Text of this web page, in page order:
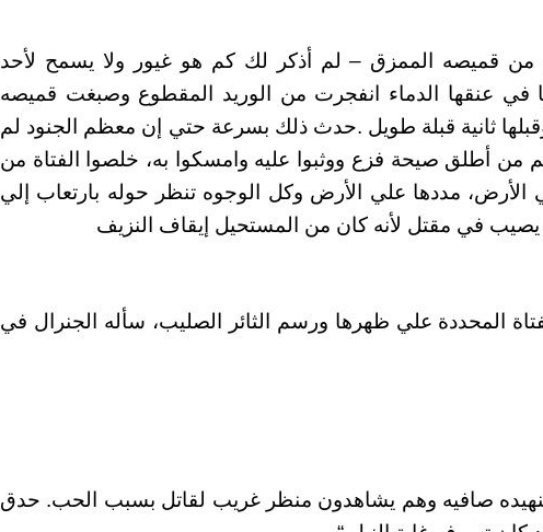
قميصه الممزق – لم أذكر لك كم هو غيور ولا يسمح لأحد
في عنقها الدماء انفجرت من الوريد المقطوع وصبغت قميصه
وقبلها ثانية قبلة طويل .حدث ذلك بسرعة حتي إن معظم الجنود لم
من أطلق صيحة فزع ووثبوا عليه وامسكوا به، خلصوا الفتاة من
الأرض، مددها علي الأرض وكل الوجوه تنظر حوله بارتعاب إلي
يصيب في مقتل لأنه كان من المستحيل إيقاف النزيف
المحددة علي ظهرها ورسم الثائر الصليب، سأله الجنرال في
صافيه وهم يشاهدون منظر غريب لقاتل بسبب الحب. حدق